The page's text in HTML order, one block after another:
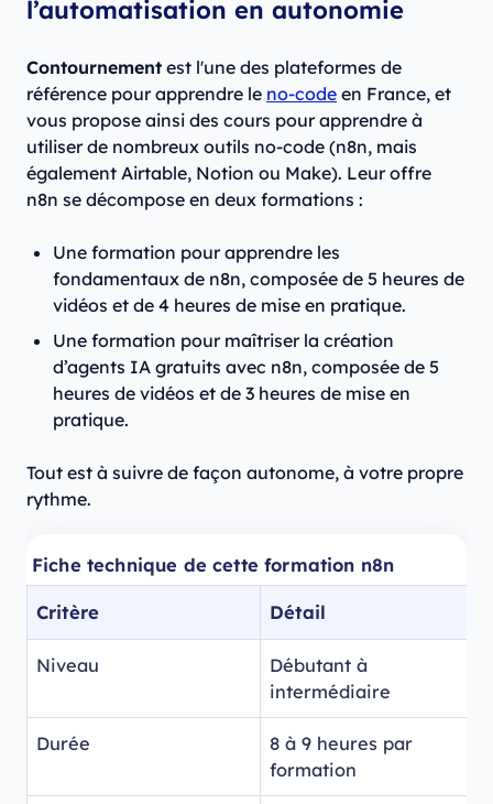
l’automatisation en autonomie
Contournement est l'une des plateformes de
référence pour apprendre le no-code en France, et
vous propose ainsi des cours pour apprendre à
utiliser de nombreux outils no-code (n8n, mais
également Airtable, Notion ou Make). Leur offre
n8n se décompose en deux formations :
Une formation pour apprendre les
fondamentaux de n8n, composée de 5 heures de
vidéos et de 4 heures de mise en pratique.
Une formation pour maîtriser la création
d’agents IA gratuits avec n8n, composée de 5
heures de vidéos et de 3 heures de mise en
pratique.
Tout est à suivre de façon autonome, à votre propre
rythme.
Fiche technique de cette formation n8n
Critère Détail
Niveau
Débutant à
intermédiaire
Durée
8 à 9 heures par
formation